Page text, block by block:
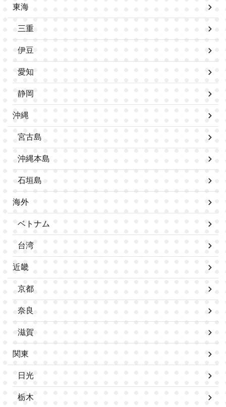
東海
三重
伊豆
愛知
静岡
沖縄
宮古島
沖縄本島
石垣島
海外
ベトナム
台湾
近畿
京都
奈良
滋賀
関東
日光
栃木